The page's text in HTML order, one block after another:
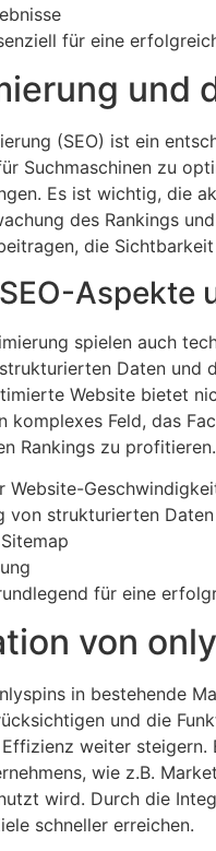
für eine
und
(SEO) ist ein
Suchmaschinen zu
Es ist wichtig, die
des Rankings
die
Aspekte
spielen auch
Daten und
Website bietet
komplexes Feld, das
Rankings zu profitieren.
Website-
von strukturierten Daten
für eine
von
in bestehende
und die
weiter
wie z.B.
wird. Durch die
schneller erreichen.